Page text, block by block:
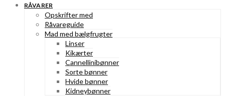
RÅVARER
Opskrifter med
Råvareguide
Mad med bælgfrugter
Linser
Kikærter
Cannellinibønner
Sorte bønner
Hvide bønner
Kidneybønner